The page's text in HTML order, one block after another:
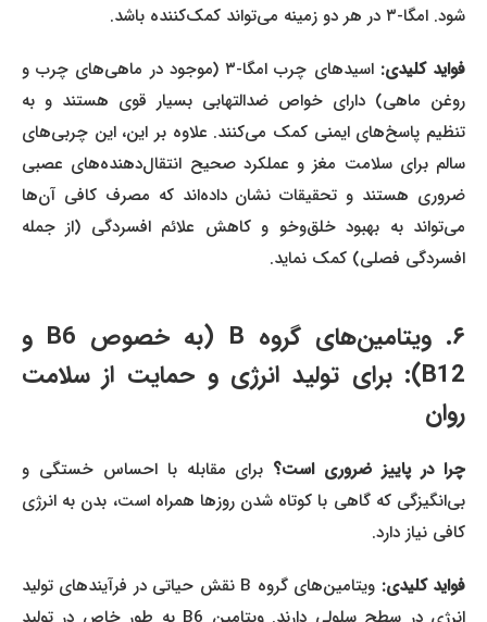
شود. امگا-۳ در هر دو زمینه می‌تواند کمک‌کننده باشد.
فواید کلیدی:
اسیدهای چرب امگا-۳ (موجود در ماهی‌های چرب و
روغن ماهی) دارای خواص ضدالتهابی بسیار قوی هستند و به
تنظیم پاسخ‌های ایمنی کمک می‌کنند. علاوه بر این، این چربی‌های
سالم برای سلامت مغز و عملکرد صحیح انتقال‌دهنده‌های عصبی
ضروری هستند و تحقیقات نشان داده‌اند که مصرف کافی آن‌ها
می‌تواند به بهبود خلق‌وخو و کاهش علائم افسردگی (از جمله
افسردگی فصلی) کمک نماید.
۶. ویتامین‌های گروه B (به خصوص B6 و
B12): برای تولید انرژی و حمایت از سلامت
روان
چرا در پاییز ضروری است؟برای مقابله با احساس خستگی و
بی‌انگیزگی که گاهی با کوتاه شدن روزها همراه است، بدن به انرژی
کافی نیاز دارد.
فواید کلیدی:
ویتامین‌های گروه B نقش حیاتی در فرآیندهای تولید